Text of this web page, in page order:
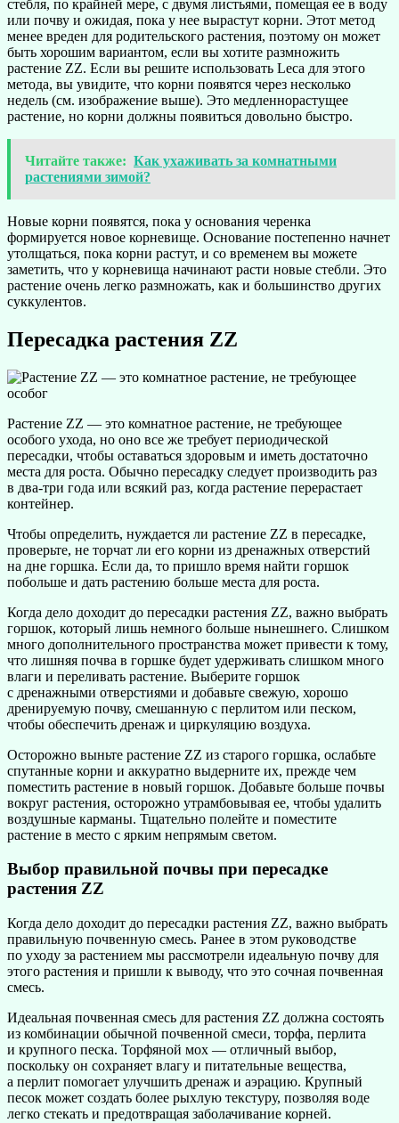
стебля, по крайней мере, с двумя листьями, помещая ее в воду
или почву и ожидая, пока у нее вырастут корни. Этот метод
менее вреден для родительского растения, поэтому он может
быть хорошим вариантом, если вы хотите размножить
растение ZZ. Если вы решите использовать Leca для этого
метода, вы увидите, что корни появятся через несколько
недель (см. изображение выше). Это медленнорастущее
растение, но корни должны появиться довольно быстро.
Читайте также: Как ухаживать за комнатными
растениями зимой?
Новые корни появятся, пока у основания черенка
формируется новое корневище. Основание постепенно начнет
утолщаться, пока корни растут, и со временем вы можете
заметить, что у корневища начинают расти новые стебли. Это
растение очень легко размножать, как и большинство других
суккулентов.
Пересадка растения ZZ
Растение ZZ — это комнатное растение, не требующее
особого ухода, но оно все же требует периодической
пересадки, чтобы оставаться здоровым и иметь достаточно
места для роста. Обычно пересадку следует производить раз
в два-три года или всякий раз, когда растение перерастает
контейнер.
Чтобы определить, нуждается ли растение ZZ в пересадке,
проверьте, не торчат ли его корни из дренажных отверстий
на дне горшка. Если да, то пришло время найти горшок
побольше и дать растению больше места для роста.
Когда дело доходит до пересадки растения ZZ, важно выбрать
горшок, который лишь немного больше нынешнего. Слишком
много дополнительного пространства может привести к тому,
что лишняя почва в горшке будет удерживать слишком много
влаги и переливать растение. Выберите горшок
с дренажными отверстиями и добавьте свежую, хорошо
дренируемую почву, смешанную с перлитом или песком,
чтобы обеспечить дренаж и циркуляцию воздуха.
Осторожно выньте растение ZZ из старого горшка, ослабьте
спутанные корни и аккуратно выдерните их, прежде чем
поместить растение в новый горшок. Добавьте больше почвы
вокруг растения, осторожно утрамбовывая ее, чтобы удалить
воздушные карманы. Тщательно полейте и поместите
растение в место с ярким непрямым светом.
Выбор правильной почвы при пересадке
растения ZZ
Когда дело доходит до пересадки растения ZZ, важно выбрать
правильную почвенную смесь. Ранее в этом руководстве
по уходу за растением мы рассмотрели идеальную почву для
этого растения и пришли к выводу, что это сочная почвенная
смесь.
Идеальная почвенная смесь для растения ZZ должна состоять
из комбинации обычной почвенной смеси, торфа, перлита
и крупного песка. Торфяной мох — отличный выбор,
поскольку он сохраняет влагу и питательные вещества,
а перлит помогает улучшить дренаж и аэрацию. Крупный
песок может создать более рыхлую текстуру, позволяя воде
легко стекать и предотвращая заболачивание корней.